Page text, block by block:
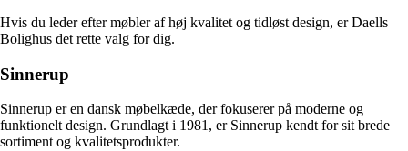
Hvis du leder efter møbler af høj kvalitet og tidløst design, er Daells
Bolighus det rette valg for dig.
Sinnerup
Sinnerup er en dansk møbelkæde, der fokuserer på moderne og
funktionelt design. Grundlagt i 1981, er Sinnerup kendt for sit brede
sortiment og kvalitetsprodukter.